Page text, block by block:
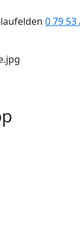
0 79 53